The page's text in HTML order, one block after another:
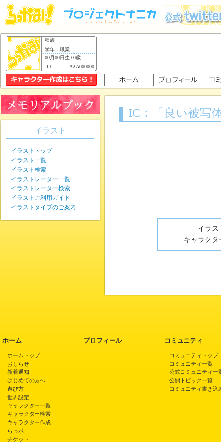
種族
学年：職業
00月00日生 00歳
AAA000000
IC：「良い被写
イラス
キャラクタ
イラスト
イラストトップ
イラスト一覧
イラスト検索
イラストレーター一覧
イラストレーター検索
イラストご利用ガイド
イラストタイプのご案内
ホーム
ホームトップ
おしらせ
新着通知
はじめての方へ
遊び方
世界設定
キャラクター一覧
キャラクター検索
キャラクター作成
らっポ
チケット
プロフィール コミュニティ
コミュニティトップ
コミュニティ一覧
公式コミュニティ一
公開トピック一覧
コミュニティ書き込